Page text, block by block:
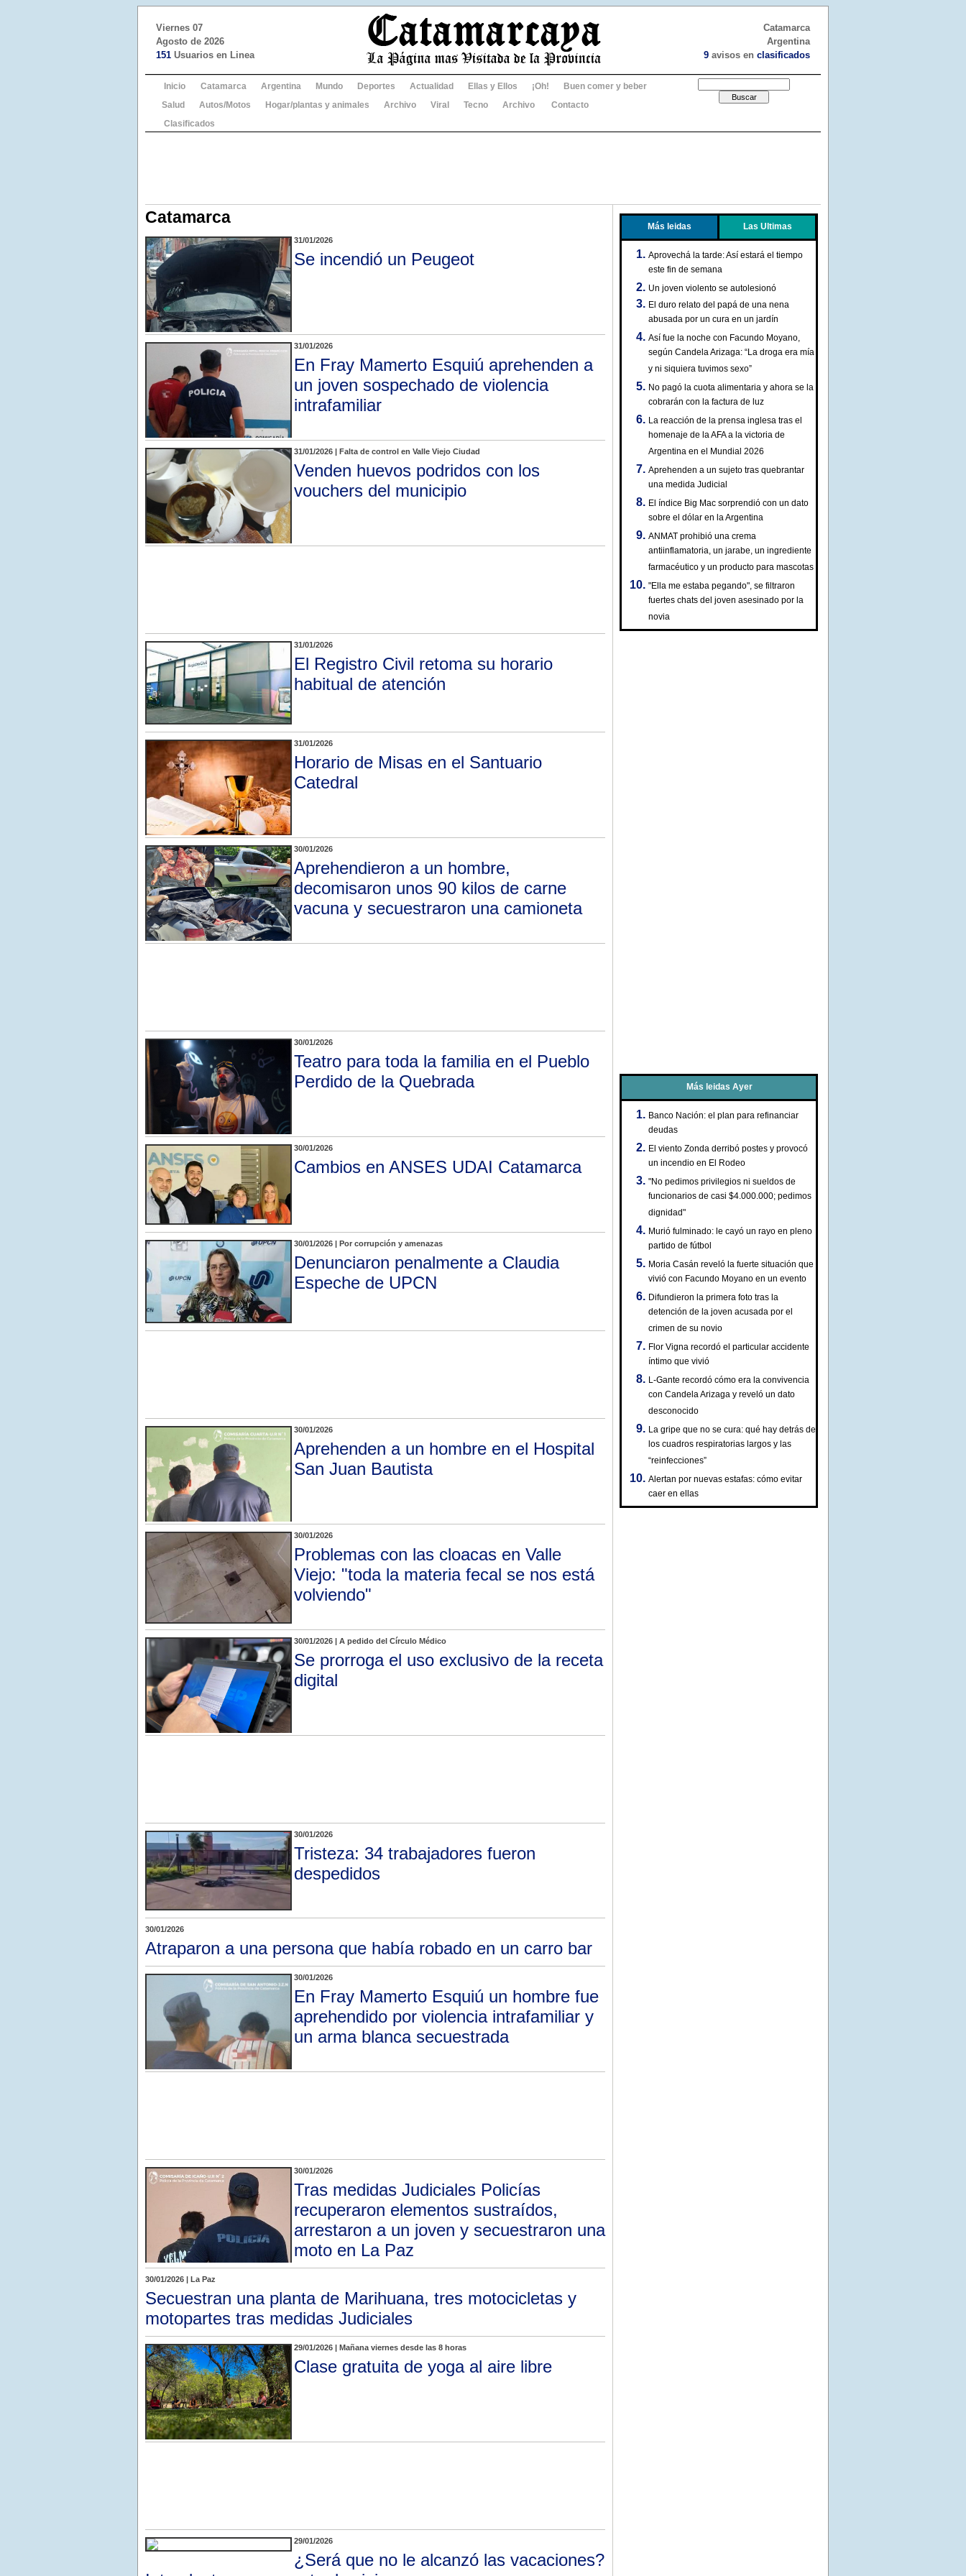
Viernes 07
Agosto de 2026
151 Usuarios en Linea
Catamarca
Argentina
9 avisos en clasificados
Inicio Catamarca Argentina Mundo Deportes Actualidad Ellas y Ellos ¡Oh!
Buen comer y beber
Salud
Autos/Motos Hogar/plantas y animales Archivo Viral Tecno Archivo
Contacto
Clasificados
Catamarca
31/01/2026
Se incendió un Peugeot
31/01/2026
En Fray Mamerto Esquiú aprehenden a
un joven sospechado de violencia
intrafamiliar
31/01/2026 | Falta de control en Valle Viejo Ciudad
Venden huevos podridos con los
vouchers del municipio
31/01/2026
El Registro Civil retoma su horario
habitual de atención
31/01/2026
Horario de Misas en el Santuario
Catedral
30/01/2026
Aprehendieron a un hombre,
decomisaron unos 90 kilos de carne
vacuna y secuestraron una camioneta
30/01/2026
Teatro para toda la familia en el Pueblo
Perdido de la Quebrada
30/01/2026
Cambios en ANSES UDAI Catamarca
30/01/2026 | Por corrupción y amenazas
Denunciaron penalmente a Claudia
Espeche de UPCN
30/01/2026
Aprehenden a un hombre en el Hospital
San Juan Bautista
30/01/2026
Problemas con las cloacas en Valle
Viejo: "toda la materia fecal se nos está
volviendo"
30/01/2026 | A pedido del Círculo Médico
Se prorroga el uso exclusivo de la receta
digital
30/01/2026
Tristeza: 34 trabajadores fueron
despedidos
30/01/2026
Atraparon a una persona que había robado en un carro bar
30/01/2026
En Fray Mamerto Esquiú un hombre fue
aprehendido por violencia intrafamiliar y
un arma blanca secuestrada
30/01/2026
Tras medidas Judiciales Policías
recuperaron elementos sustraídos,
arrestaron a un joven y secuestraron una
moto en La Paz
30/01/2026 | La Paz
Secuestran una planta de Marihuana, tres motocicletas y
motopartes tras medidas Judiciales
29/01/2026 | Mañana viernes desde las 8 horas
Clase gratuita de yoga al aire libre
29/01/2026
¿Será que no le alcanzó las vacaciones?
Más leidas Las Ultimas
Aprovechá la tarde: Así estará el tiempo
este fin de semana
Un joven violento se autolesionó
El duro relato del papá de una nena
abusada por un cura en un jardín
Así fue la noche con Facundo Moyano,
según Candela Arizaga: “La droga era mía
y ni siquiera tuvimos sexo”
No pagó la cuota alimentaria y ahora se la
cobrarán con la factura de luz
La reacción de la prensa inglesa tras el
homenaje de la AFA a la victoria de
Argentina en el Mundial 2026
Aprehenden a un sujeto tras quebrantar
una medida Judicial
El índice Big Mac sorprendió con un dato
sobre el dólar en la Argentina
ANMAT prohibió una crema
antiinflamatoria, un jarabe, un ingrediente
farmacéutico y un producto para mascotas
"Ella me estaba pegando", se filtraron
fuertes chats del joven asesinado por la
novia
Más leidas Ayer
Banco Nación: el plan para refinanciar
deudas
El viento Zonda derribó postes y provocó
un incendio en El Rodeo
"No pedimos privilegios ni sueldos de
funcionarios de casi $4.000.000; pedimos
dignidad"
Murió fulminado: le cayó un rayo en pleno
partido de fútbol
Moria Casán reveló la fuerte situación que
vivió con Facundo Moyano en un evento
Difundieron la primera foto tras la
detención de la joven acusada por el
crimen de su novio
Flor Vigna recordó el particular accidente
íntimo que vivió
L-Gante recordó cómo era la convivencia
con Candela Arizaga y reveló un dato
desconocido
La gripe que no se cura: qué hay detrás de
los cuadros respiratorias largos y las
“reinfecciones”
Alertan por nuevas estafas: cómo evitar
caer en ellas